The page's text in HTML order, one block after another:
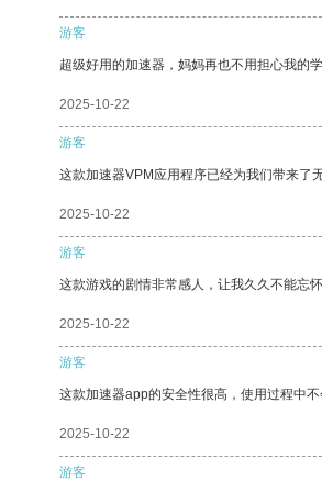
游客
超级好用的加速器，妈妈再也不用担心我的学
2025-10-22
游客
这款加速器VPM应用程序已经为我们带来了
2025-10-22
游客
这款游戏的剧情非常感人，让我久久不能忘怀
2025-10-22
游客
这款加速器app的安全性很高，使用过程中
2025-10-22
游客